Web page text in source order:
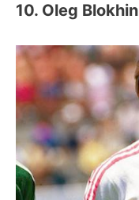
10. Oleg Blokhin